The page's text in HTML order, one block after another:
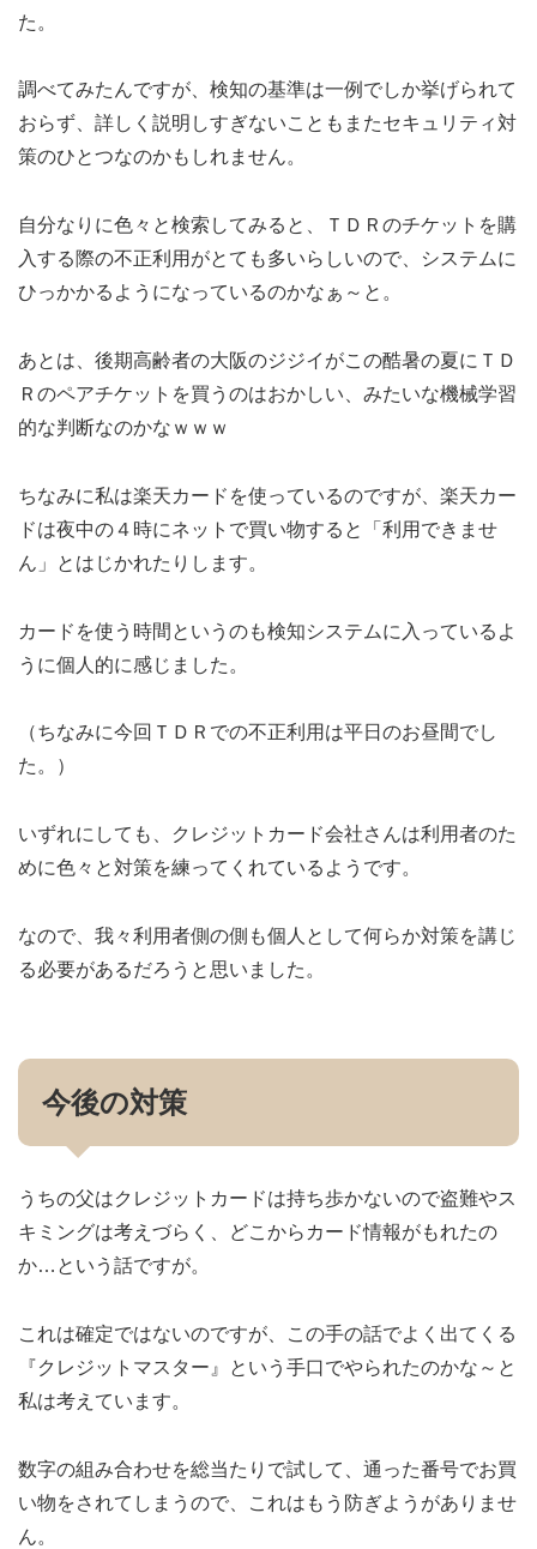
た。
調べてみたんですが、検知の基準は一例でしか挙げられて
おらず、詳しく説明しすぎないこともまたセキュリティ対
策のひとつなのかもしれません。
自分なりに色々と検索してみると、ＴＤＲのチケットを購
入する際の不正利用がとても多いらしいので、システムに
ひっかかるようになっているのかなぁ～と。
あとは、後期高齢者の大阪のジジイがこの酷暑の夏にＴＤ
Ｒのペアチケットを買うのはおかしい、みたいな機械学習
的な判断なのかなｗｗｗ
ちなみに私は楽天カードを使っているのですが、楽天カー
ドは夜中の４時にネットで買い物すると「利用できませ
ん」とはじかれたりします。
カードを使う時間というのも検知システムに入っているよ
うに個人的に感じました。
（ちなみに今回ＴＤＲでの不正利用は平日のお昼間でし
た。）
いずれにしても、クレジットカード会社さんは利用者のた
めに色々と対策を練ってくれているようです。
なので、我々利用者側の側も個人として何らか対策を講じ
る必要があるだろうと思いました。
今後の対策
うちの父はクレジットカードは持ち歩かないので盗難やス
キミングは考えづらく、どこからカード情報がもれたの
か…という話ですが。
これは確定ではないのですが、この手の話でよく出てくる
『クレジットマスター』という手口でやられたのかな～と
私は考えています。
数字の組み合わせを総当たりで試して、通った番号でお買
い物をされてしまうので、これはもう防ぎようがありませ
ん。